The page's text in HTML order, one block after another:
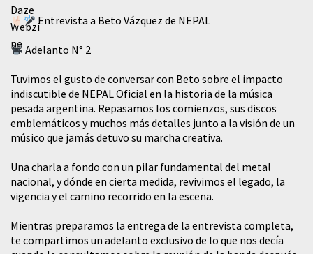
Entrevista a Beto Vázquez de NEPAL
Adelanto N° 2
Tuvimos el gusto de conversar con Beto sobre el impacto
indiscutible de NEPAL Oficial en la historia de la música
pesada argentina. Repasamos los comienzos, sus discos
emblemáticos y muchos más detalles junto a la visión de un
músico que jamás detuvo su marcha creativa.
​Una charla a fondo con un pilar fundamental del metal
nacional, y dónde en cierta medida, revivimos el legado, la
vigencia y el camino recorrido en la escena.
Mientras preparamos la entrega de la entrevista completa,
te compartimos un adelanto exclusivo de lo que nos decía